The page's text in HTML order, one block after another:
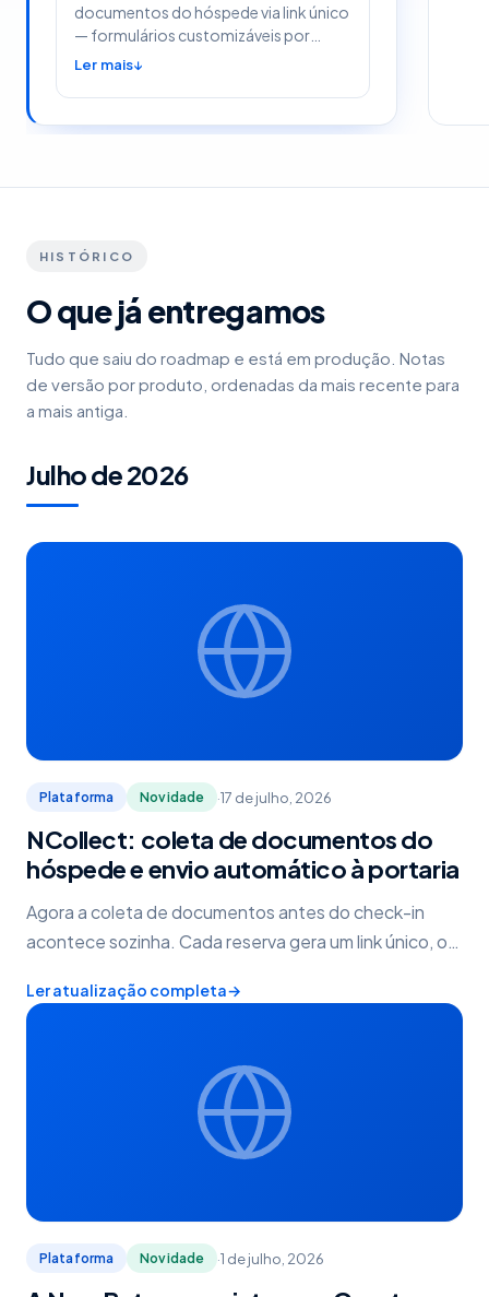
documentos do hóspede via link único
— formulários customizáveis por
imóvel, integrados ao fluxo de
Ler mais
HISTÓRICO
O que já entregamos
Tudo que saiu do roadmap e está em produção. Notas
de versão por produto, ordenadas da mais recente para
a mais antiga.
Julho de 2026
Plataforma Novidade ·17 de julho, 2026
NCollect: coleta de documentos do
hóspede e envio automático à portaria
Agora a coleta de documentos antes do check-in
acontece sozinha. Cada reserva gera um link único, o
recebe o PDF pronto, sem você no meio do caminho.
Ler atualização completa→
Plataforma Novidade ·1 de julho, 2026